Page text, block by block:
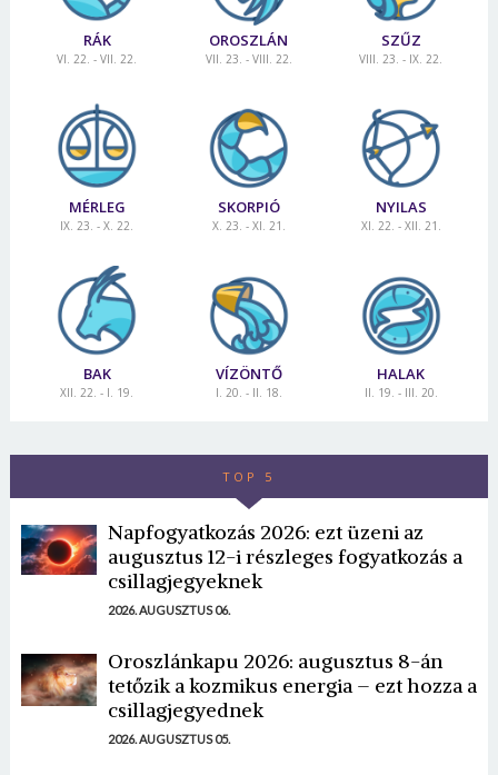
RÁK
VI. 22. - VII. 22.
OROSZLÁN
VII. 23. - VIII. 22.
SZŰZ
VIII. 23. - IX. 22.
MÉRLEG
IX. 23. - X. 22.
SKORPIÓ
X. 23. - XI. 21.
NYILAS
XI. 22. - XII. 21.
BAK
XII. 22. - I. 19.
VÍZÖNTŐ
I. 20. - II. 18.
HALAK
II. 19. - III. 20.
TOP 5
Napfogyatkozás 2026: ezt üzeni az
augusztus 12-i részleges fogyatkozás a
csillagjegyeknek
2026. AUGUSZTUS 06.
Oroszlánkapu 2026: augusztus 8-án
tetőzik a kozmikus energia – ezt hozza a
csillagjegyednek
2026. AUGUSZTUS 05.